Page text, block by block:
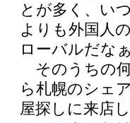
とが多く、い
よりも外国人
ローバルだな
そのうちの
ら札幌のシェ
屋探しに来店